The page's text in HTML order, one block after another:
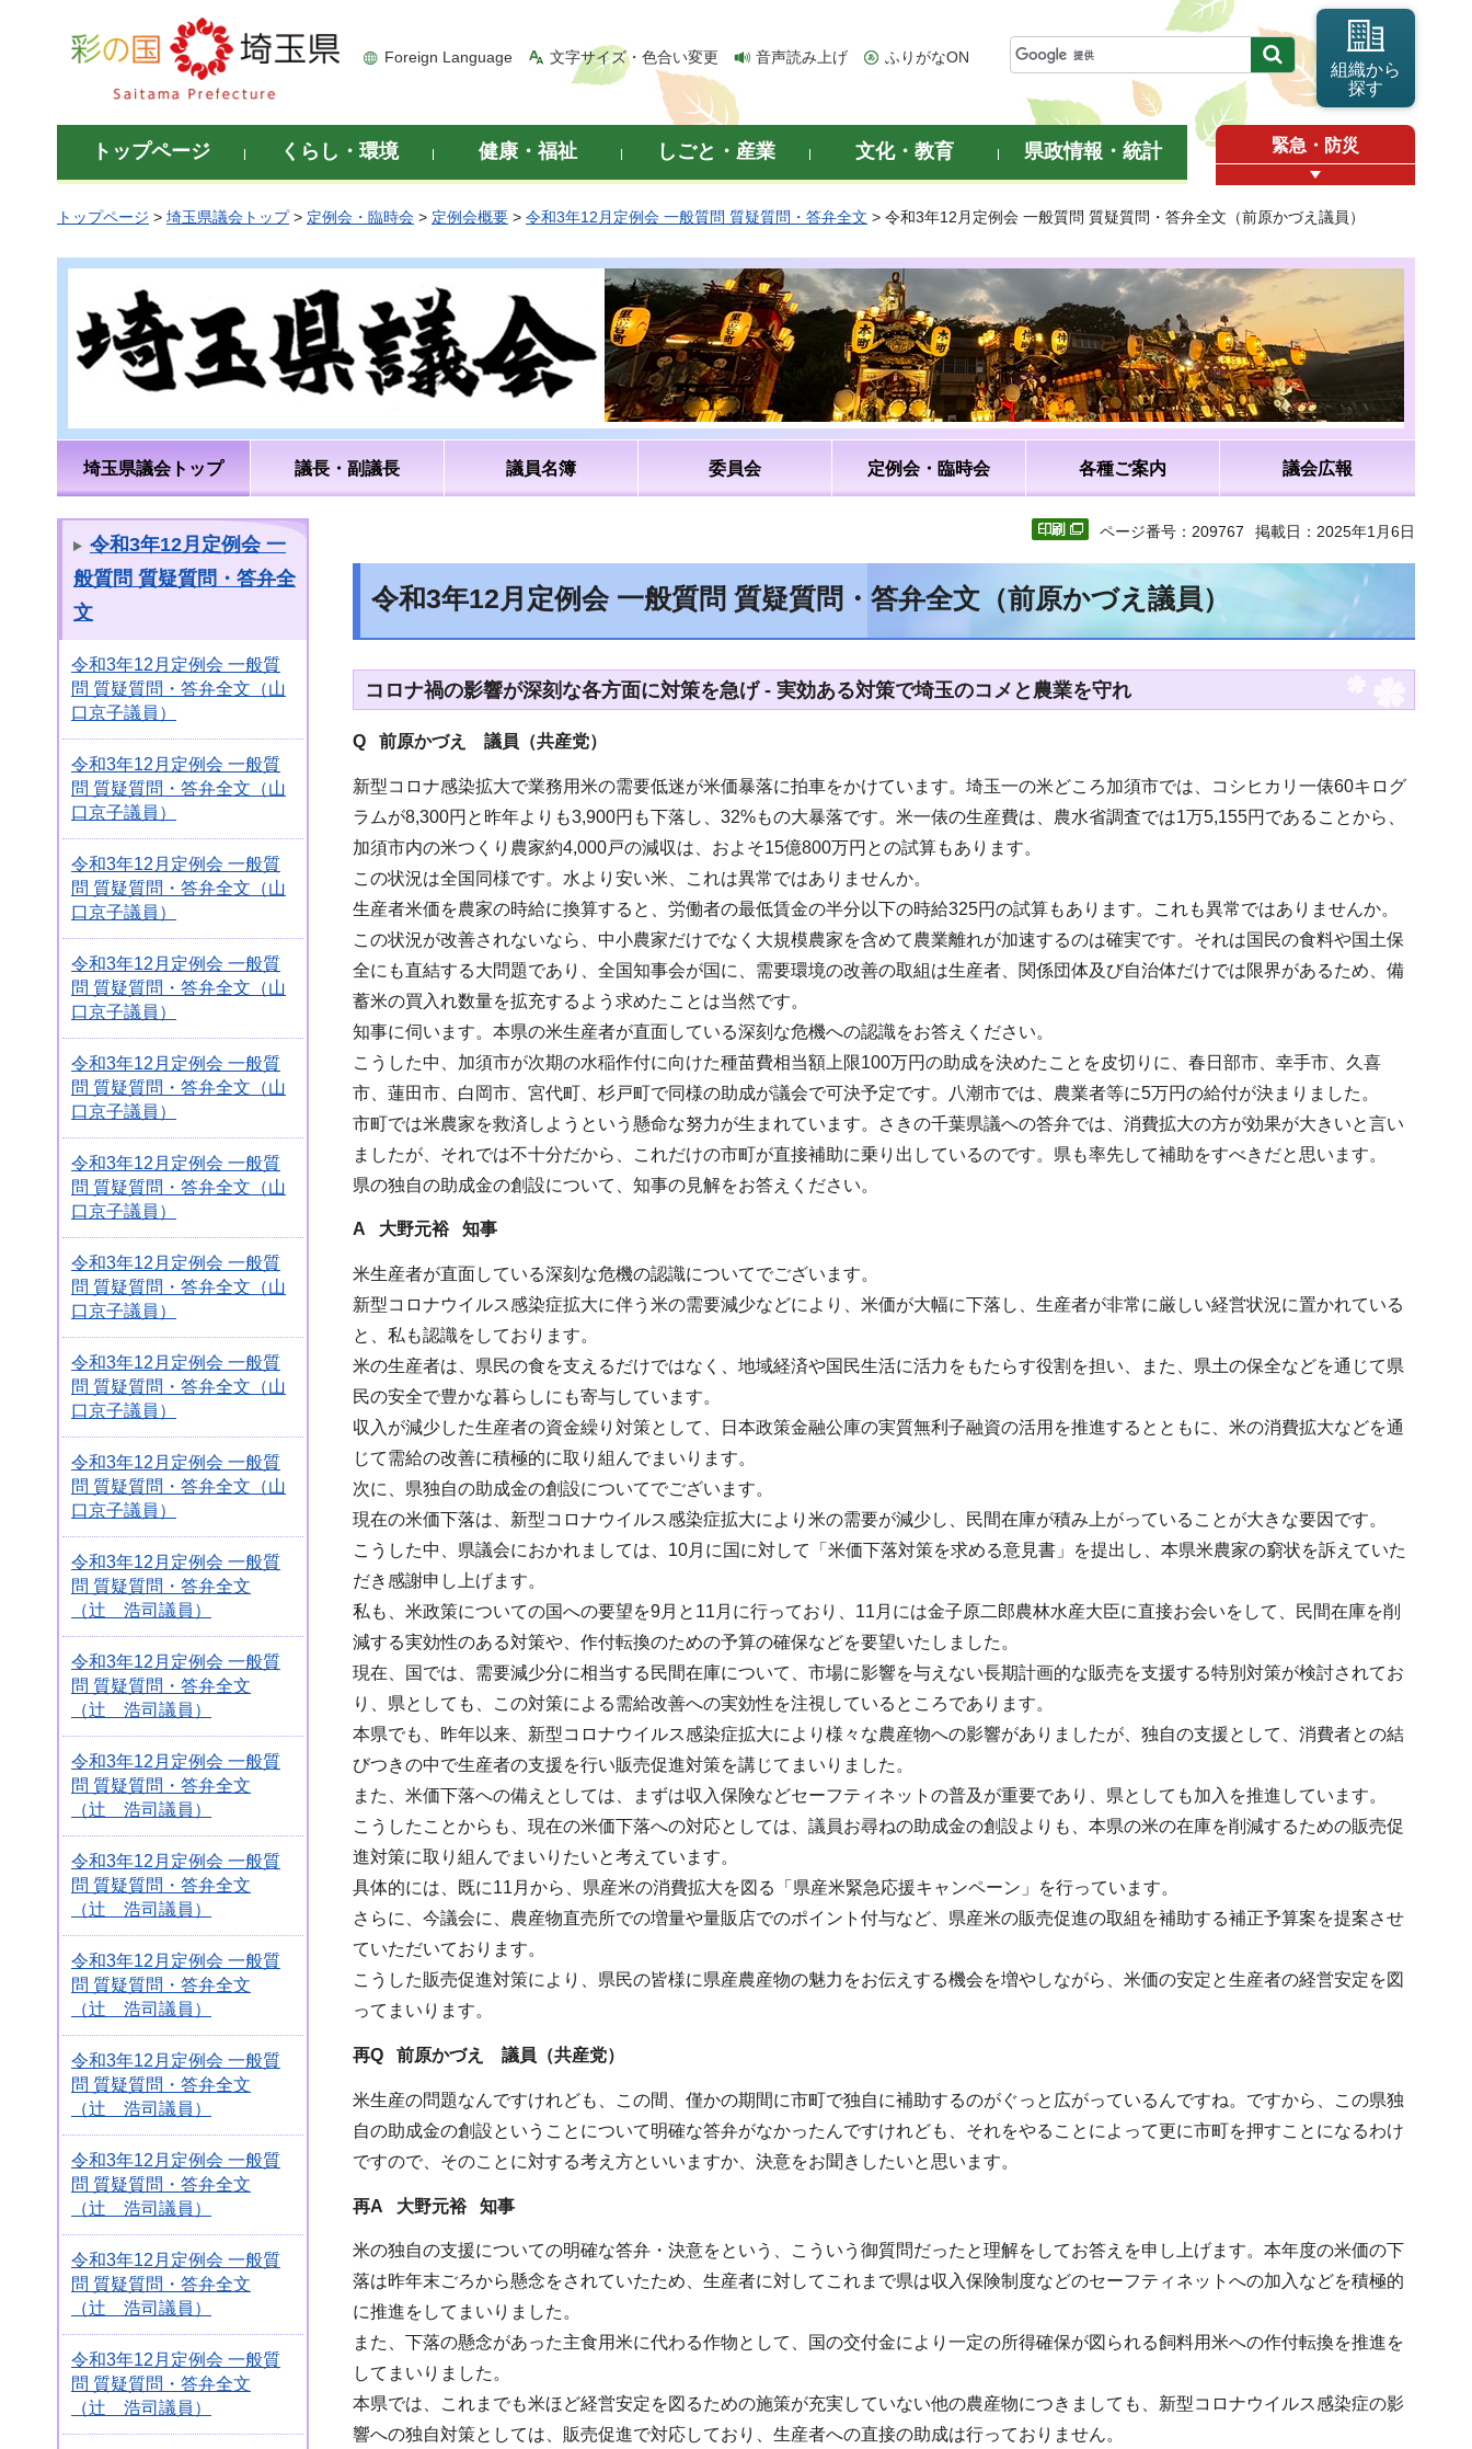
彩の国 埼玉県
Foreign Language 文字サイズ・色合い変更 音声読み上げ ふりがなON
組織から
探す
トップページ くらし・環境 健康・福祉 しごと・産業 文化・教育 県政情報・統計 緊急・防災
トップページ > 埼玉県議会トップ> 定例会・臨時会 > 定例会概要 > 令和3年12月定例会 一般質問 質疑質問・答弁全文 > 令和3年12月定例会 一般質問 質疑質問・答弁全文（前原かづえ議員）
埼玉県議会トップ 議長・副議長 議員名簿 委員会 定例会・臨時会 各種ご案内 議会広報
令和3年12月定例会 一
般質問 質疑質問・答弁全
文
令和3年12月定例会 一般質
問 質疑質問・答弁全文（山
口京子議員）
令和3年12月定例会 一般質
問 質疑質問・答弁全文（山
口京子議員）
令和3年12月定例会 一般質
問 質疑質問・答弁全文（山
口京子議員）
令和3年12月定例会 一般質
問 質疑質問・答弁全文（山
口京子議員）
令和3年12月定例会 一般質
問 質疑質問・答弁全文（山
口京子議員）
令和3年12月定例会 一般質
問 質疑質問・答弁全文（山
口京子議員）
令和3年12月定例会 一般質
問 質疑質問・答弁全文（山
口京子議員）
令和3年12月定例会 一般質
問 質疑質問・答弁全文（山
口京子議員）
令和3年12月定例会 一般質
問 質疑質問・答弁全文（山
口京子議員）
令和3年12月定例会 一般質
問 質疑質問・答弁全文
（辻 浩司議員）
令和3年12月定例会 一般質
問 質疑質問・答弁全文
（辻 浩司議員）
令和3年12月定例会 一般質
問 質疑質問・答弁全文
（辻 浩司議員）
令和3年12月定例会 一般質
問 質疑質問・答弁全文
（辻 浩司議員）
令和3年12月定例会 一般質
問 質疑質問・答弁全文
（辻 浩司議員）
令和3年12月定例会 一般質
問 質疑質問・答弁全文
（辻 浩司議員）
令和3年12月定例会 一般質
問 質疑質問・答弁全文
（辻 浩司議員）
令和3年12月定例会 一般質
問 質疑質問・答弁全文
（辻 浩司議員）
令和3年12月定例会 一般質
問 質疑質問・答弁全文
（辻 浩司議員）
ページ番号：209767 掲載日：2025年1月6日
令和3年12月定例会 一般質問 質疑質問・答弁全文（前原かづえ議員）
コロナ禍の影響が深刻な各方面に対策を急げ - 実効ある対策で埼玉のコメと農業を守れ
Q 前原かづえ 議員（共産党）
新型コロナ感染拡大で業務用米の需要低迷が米価暴落に拍車をかけています。埼玉一の米どころ加須市では、コシヒカリ一俵60キログ
ラムが8,300円と昨年よりも3,900円も下落し、32%もの大暴落です。米一俵の生産費は、農水省調査では1万5,155円であることから、
加須市内の米つくり農家約4,000戸の減収は、およそ15億800万円との試算もあります。
この状況は全国同様です。水より安い米、これは異常ではありませんか。
生産者米価を農家の時給に換算すると、労働者の最低賃金の半分以下の時給325円の試算もあります。これも異常ではありませんか。
この状況が改善されないなら、中小農家だけでなく大規模農家を含めて農業離れが加速するのは確実です。それは国民の食料や国土保
全にも直結する大問題であり、全国知事会が国に、需要環境の改善の取組は生産者、関係団体及び自治体だけでは限界があるため、備
蓄米の買入れ数量を拡充するよう求めたことは当然です。
知事に伺います。本県の米生産者が直面している深刻な危機への認識をお答えください。
こうした中、加須市が次期の水稲作付に向けた種苗費相当額上限100万円の助成を決めたことを皮切りに、春日部市、幸手市、久喜
市、蓮田市、白岡市、宮代町、杉戸町で同様の助成が議会で可決予定です。八潮市では、農業者等に5万円の給付が決まりました。
市町では米農家を救済しようという懸命な努力が生まれています。さきの千葉県議への答弁では、消費拡大の方が効果が大きいと言い
ましたが、それでは不十分だから、これだけの市町が直接補助に乗り出しているのです。県も率先して補助をすべきだと思います。
県の独自の助成金の創設について、知事の見解をお答えください。
A 大野元裕 知事
米生産者が直面している深刻な危機の認識についてでございます。
新型コロナウイルス感染症拡大に伴う米の需要減少などにより、米価が大幅に下落し、生産者が非常に厳しい経営状況に置かれている
と、私も認識をしております。
米の生産者は、県民の食を支えるだけではなく、地域経済や国民生活に活力をもたらす役割を担い、また、県土の保全などを通じて県
民の安全で豊かな暮らしにも寄与しています。
収入が減少した生産者の資金繰り対策として、日本政策金融公庫の実質無利子融資の活用を推進するとともに、米の消費拡大などを通
じて需給の改善に積極的に取り組んでまいります。
次に、県独自の助成金の創設についてでございます。
現在の米価下落は、新型コロナウイルス感染症拡大により米の需要が減少し、民間在庫が積み上がっていることが大きな要因です。
こうした中、県議会におかれましては、10月に国に対して「米価下落対策を求める意見書」を提出し、本県米農家の窮状を訴えていた
だき感謝申し上げます。
私も、米政策についての国への要望を9月と11月に行っており、11月には金子原二郎農林水産大臣に直接お会いをして、民間在庫を削
減する実効性のある対策や、作付転換のための予算の確保などを要望いたしました。
現在、国では、需要減少分に相当する民間在庫について、市場に影響を与えない長期計画的な販売を支援する特別対策が検討されてお
り、県としても、この対策による需給改善への実効性を注視しているところであります。
本県でも、昨年以来、新型コロナウイルス感染症拡大により様々な農産物への影響がありましたが、独自の支援として、消費者との結
びつきの中で生産者の支援を行い販売促進対策を講じてまいりました。
また、米価下落への備えとしては、まずは収入保険などセーフティネットの普及が重要であり、県としても加入を推進しています。
こうしたことからも、現在の米価下落への対応としては、議員お尋ねの助成金の創設よりも、本県の米の在庫を削減するための販売促
進対策に取り組んでまいりたいと考えています。
具体的には、既に11月から、県産米の消費拡大を図る「県産米緊急応援キャンペーン」を行っています。
さらに、今議会に、農産物直売所での増量や量販店でのポイント付与など、県産米の販売促進の取組を補助する補正予算案を提案させ
ていただいております。
こうした販売促進対策により、県民の皆様に県産農産物の魅力をお伝えする機会を増やしながら、米価の安定と生産者の経営安定を図
ってまいります。
再Q 前原かづえ 議員（共産党）
米生産の問題なんですけれども、この間、僅かの期間に市町で独自に補助するのがぐっと広がっているんですね。ですから、この県独
自の助成金の創設ということについて明確な答弁がなかったんですけれども、それをやることによって更に市町を押すことになるわけ
ですので、そのことに対する考え方といいますか、決意をお聞きしたいと思います。
再A 大野元裕 知事
米の独自の支援についての明確な答弁・決意をという、こういう御質問だったと理解をしてお答えを申し上げます。本年度の米価の下
落は昨年末ごろから懸念をされていたため、生産者に対してこれまで県は収入保険制度などのセーフティネットへの加入などを積極的
に推進をしてまいりました。
また、下落の懸念があった主食用米に代わる作物として、国の交付金により一定の所得確保が図られる飼料用米への作付転換を推進を
してまいりました。
本県では、これまでも米ほど経営安定を図るための施策が充実していない他の農産物につきましても、新型コロナウイルス感染症の影
響への独自対策としては、販売促進で対応しており、生産者への直接の助成は行っておりません。